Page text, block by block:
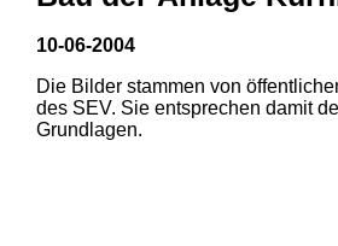
1 2
10-06-2004
Die Bilder stammen von
des SEV. Sie entsprechen damit
Grundlagen.